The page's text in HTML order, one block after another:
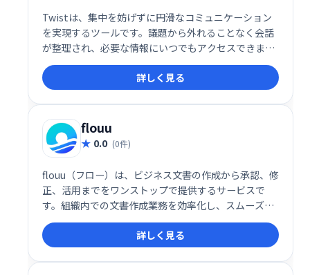
Twistは、集中を妨げずに円滑なコミュニケーション
を実現するツールです。議題から外れることなく会話
が整理され、必要な情報にいつでもアクセスできま
す。無料プランに加え、月額5ドルからの有料プラン
も用意。生産性向上と効率的な情報共有をサポートし
ます。
詳しく見る
flouu
0.0 (0件)
flouu（フロー）は、ビジネス文書の作成から承認、修
正、活用までをワンストップで提供するサービスで
す。組織内での文書作成業務を効率化し、スムーズな
情報共有を実現します。 煩雑なやり取りを削減し、生
産性向上に貢献します。詳しく見る